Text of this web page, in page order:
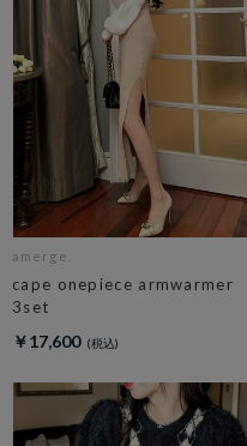
amerge.
cape onepiece armwarmer
3set
￥17,600